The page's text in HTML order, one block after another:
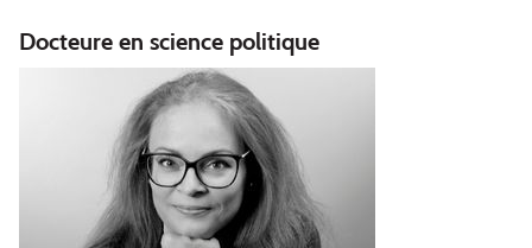
Docteure en science politique